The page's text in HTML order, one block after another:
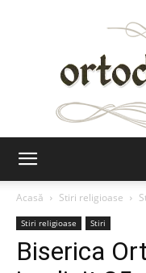
Acasă
Stiri religioase
Stiri religioase Stiri
Biserica